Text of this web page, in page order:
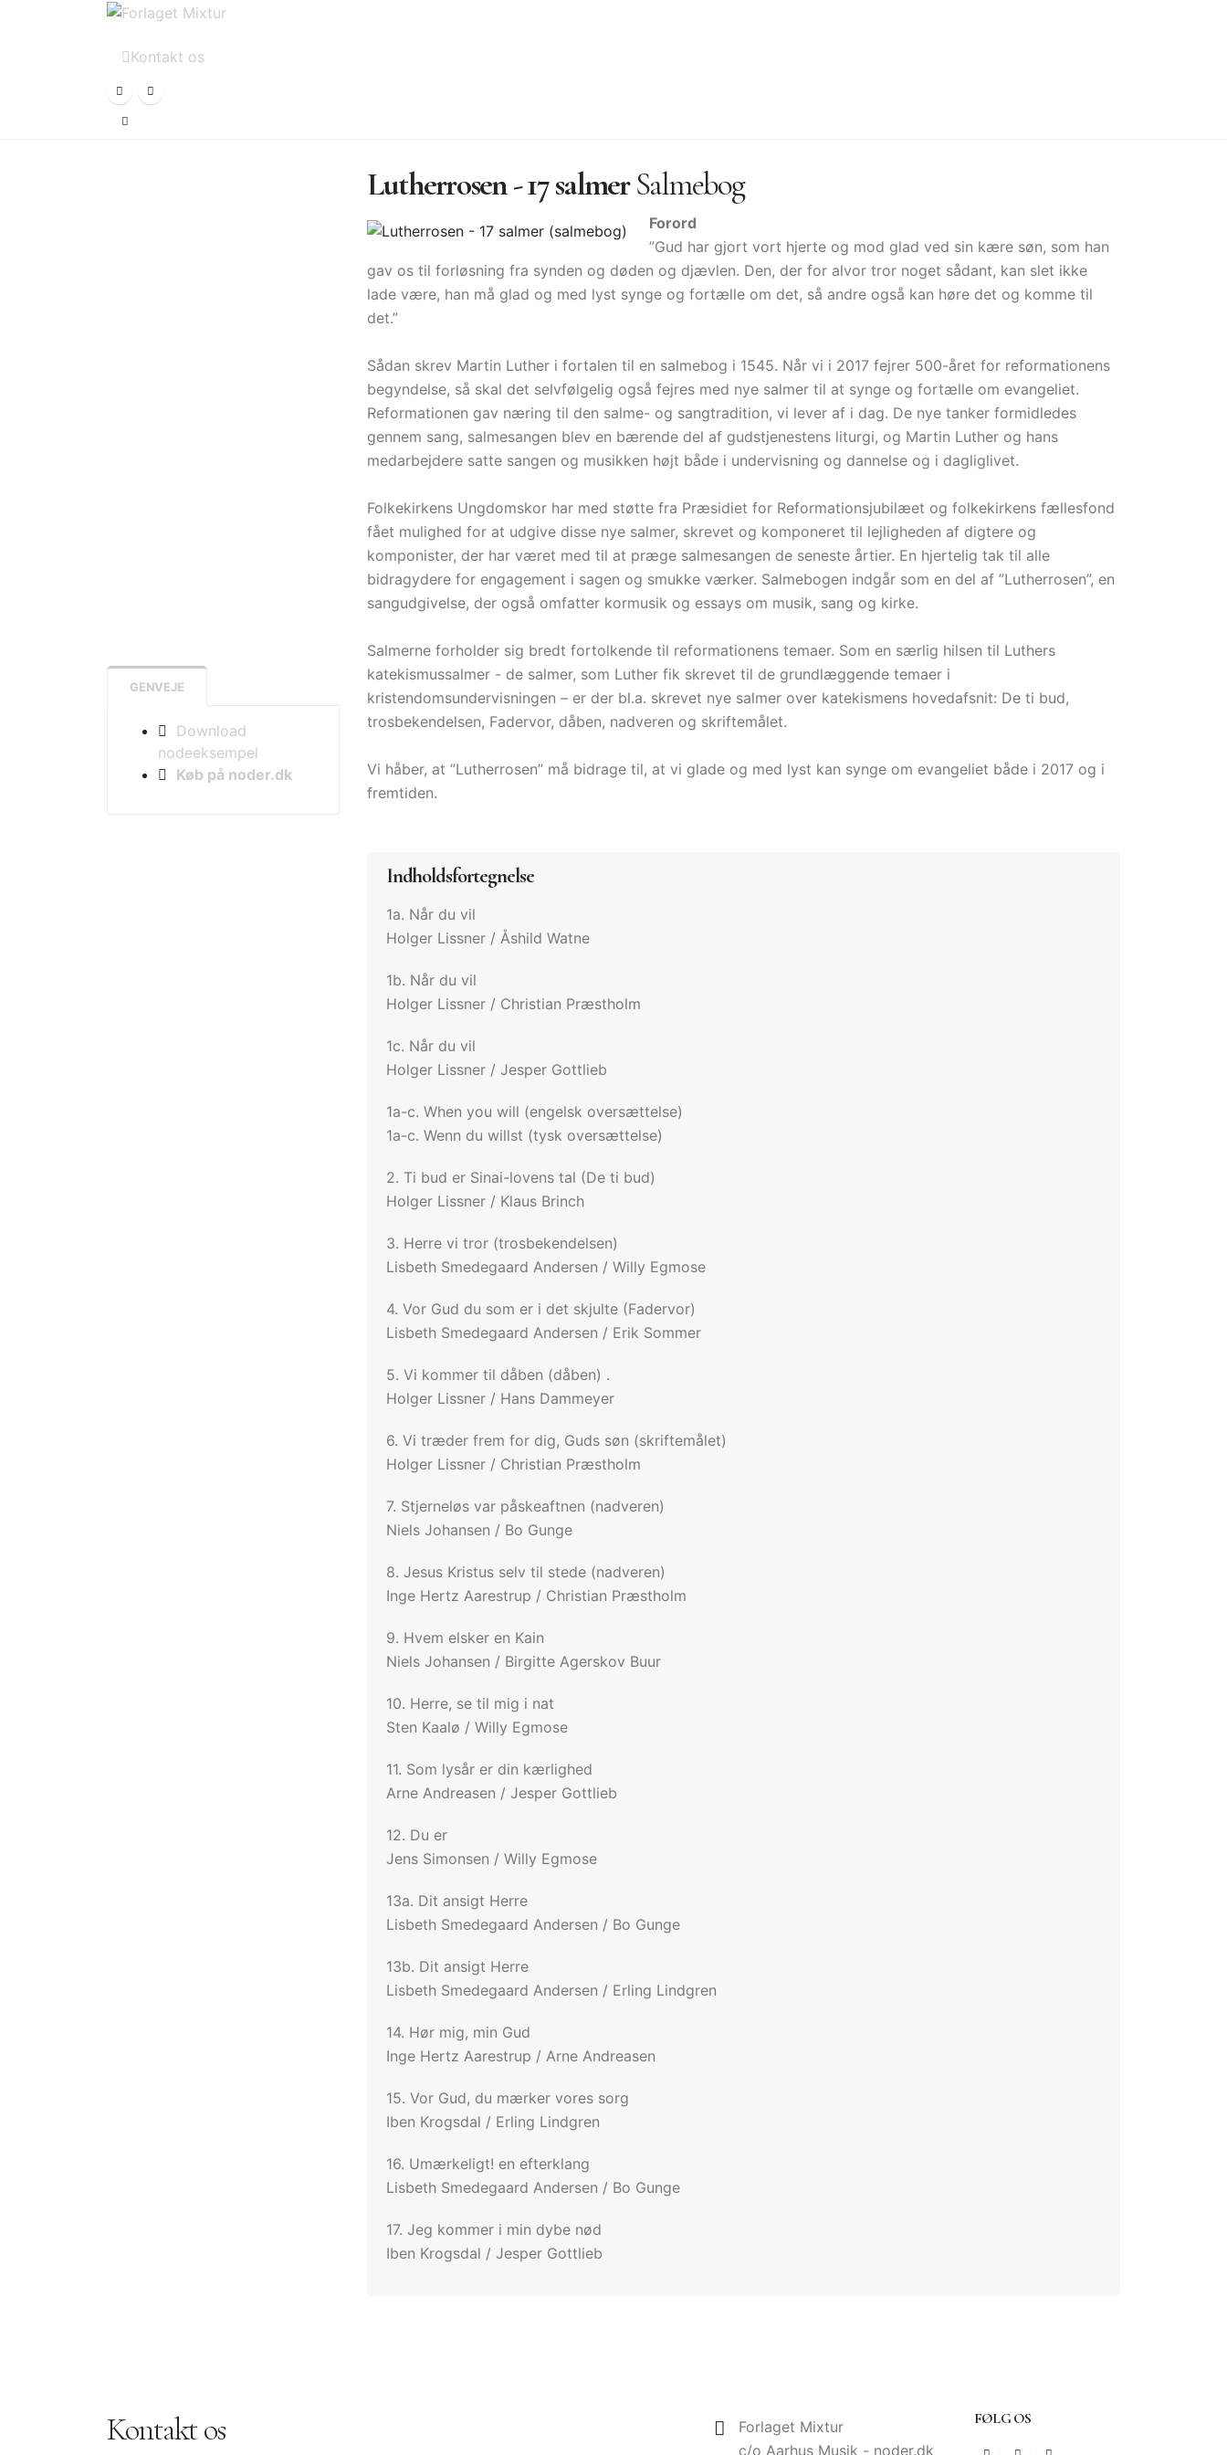
Kontakt os
GENVEJE
Download
nodeeksempel
Køb på noder.dk
Lutherrosen - 17 salmerSalmebog
Forord
”Gud har gjort vort hjerte og mod glad ved sin kære søn, som han
gav os til forløsning fra synden og døden og djævlen. Den, der for alvor tror noget sådant, kan slet ikke
lade være, han må glad og med lyst synge og fortælle om det, så andre også kan høre det og komme til
det.”
Sådan skrev Martin Luther i fortalen til en salmebog i 1545. Når vi i 2017 fejrer 500-året for reformationens
begyndelse, så skal det selvfølgelig også fejres med nye salmer til at synge og fortælle om evangeliet.
Reformationen gav næring til den salme- og sangtradition, vi lever af i dag. De nye tanker formidledes
gennem sang, salmesangen blev en bærende del af gudstjenestens liturgi, og Martin Luther og hans
medarbejdere satte sangen og musikken højt både i undervisning og dannelse og i dagliglivet.
Folkekirkens Ungdomskor har med støtte fra Præsidiet for Reformationsjubilæet og folkekirkens fællesfond
fået mulighed for at udgive disse nye salmer, skrevet og komponeret til lejligheden af digtere og
komponister, der har været med til at præge salmesangen de seneste årtier. En hjertelig tak til alle
bidragydere for engagement i sagen og smukke værker. Salmebogen indgår som en del af ”Lutherrosen”, en
sangudgivelse, der også omfatter kormusik og essays om musik, sang og kirke.
Salmerne forholder sig bredt fortolkende til reformationens temaer. Som en særlig hilsen til Luthers
katekismussalmer - de salmer, som Luther fik skrevet til de grundlæggende temaer i
kristendomsundervisningen – er der bl.a. skrevet nye salmer over katekismens hovedafsnit: De ti bud,
trosbekendelsen, Fadervor, dåben, nadveren og skriftemålet.
Vi håber, at ”Lutherrosen” må bidrage til, at vi glade og med lyst kan synge om evangeliet både i 2017 og i
fremtiden.
Indholdsfortegnelse
1a. Når du vil
Holger Lissner / Åshild Watne
1b. Når du vil
Holger Lissner / Christian Præstholm
1c. Når du vil
Holger Lissner / Jesper Gottlieb
1a-c. When you will (engelsk oversættelse)
1a-c. Wenn du willst (tysk oversættelse)
2. Ti bud er Sinai-lovens tal (De ti bud)
Holger Lissner / Klaus Brinch
3. Herre vi tror (trosbekendelsen)
Lisbeth Smedegaard Andersen / Willy Egmose
4. Vor Gud du som er i det skjulte (Fadervor)
Lisbeth Smedegaard Andersen / Erik Sommer
5. Vi kommer til dåben (dåben) .
Holger Lissner / Hans Dammeyer
6. Vi træder frem for dig, Guds søn (skriftemålet)
Holger Lissner / Christian Præstholm
7. Stjerneløs var påskeaftnen (nadveren)
Niels Johansen / Bo Gunge
8. Jesus Kristus selv til stede (nadveren)
Inge Hertz Aarestrup / Christian Præstholm
9. Hvem elsker en Kain
Niels Johansen / Birgitte Agerskov Buur
10. Herre, se til mig i nat
Sten Kaalø / Willy Egmose
11. Som lysår er din kærlighed
Arne Andreasen / Jesper Gottlieb
12. Du er
Jens Simonsen / Willy Egmose
13a. Dit ansigt Herre
Lisbeth Smedegaard Andersen / Bo Gunge
13b. Dit ansigt Herre
Lisbeth Smedegaard Andersen / Erling Lindgren
14. Hør mig, min Gud
Inge Hertz Aarestrup / Arne Andreasen
15. Vor Gud, du mærker vores sorg
Iben Krogsdal / Erling Lindgren
16. Umærkeligt! en efterklang
Lisbeth Smedegaard Andersen / Bo Gunge
17. Jeg kommer i min dybe nød
Iben Krogsdal / Jesper Gottlieb
Kontakt os
Forlaget Mixtur
c/o Aarhus Musik - noder.dk
FØLG OS